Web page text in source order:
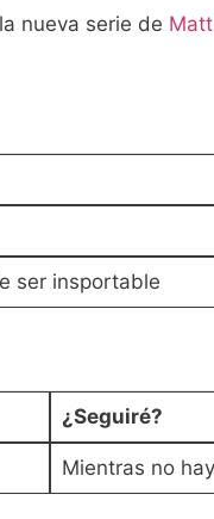
nueva serie de
ser insportable
¿Seguiré?
Mientras no